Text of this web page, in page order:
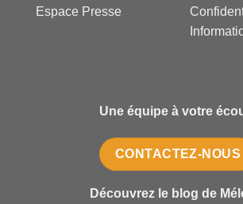
Espace Presse
Une équipe à votre
CONTACTEZ-NOUS
Découvrez le blog de